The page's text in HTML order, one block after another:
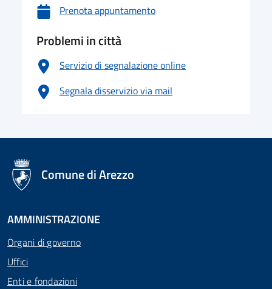
Prenota appuntamento
Problemi in città
Servizio di segnalazione online
Segnala disservizio via mail
logo Unione Europea
Comune di Arezzo
AMMINISTRAZIONE
Organi di governo
Uffici
Enti e fondazioni